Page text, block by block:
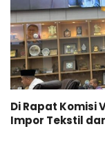
Di Rapat Komisi
Impor Tekstil